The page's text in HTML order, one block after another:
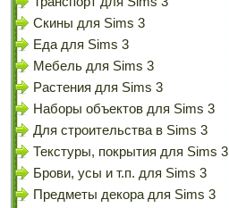
Скины для Sims 3
Еда для Sims 3
Мебель для Sims 3
Растения для Sims 3
Наборы объектов для Sims 3
Для строительства в Sims 3
Текстуры, покрытия для Sims 3
Брови, усы и т.п. для Sims 3
Предметы декора для Sims 3